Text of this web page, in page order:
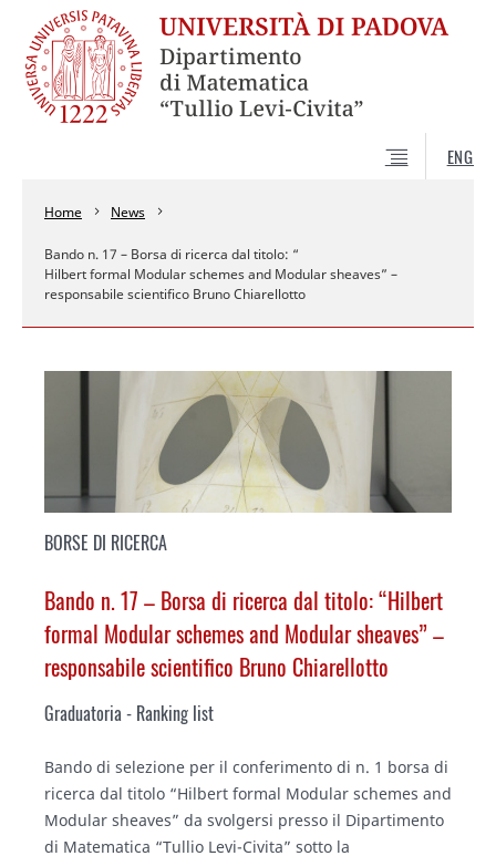
ENG
Home News
Bando n. 17 – Borsa di ricerca dal titolo: “
Hilbert formal Modular schemes and Modular sheaves” –
responsabile scientifico Bruno Chiarellotto
BORSE DI RICERCA
Bando n. 17 – Borsa di ricerca dal titolo: “Hilbert
formal Modular schemes and Modular sheaves” –
responsabile scientifico Bruno Chiarellotto
Graduatoria - Ranking list
Bando di selezione per il conferimento di n. 1 borsa di
ricerca dal titolo “Hilbert formal Modular schemes and
Modular sheaves” da svolgersi presso il Dipartimento
di Matematica “Tullio Levi-Civita” sotto la